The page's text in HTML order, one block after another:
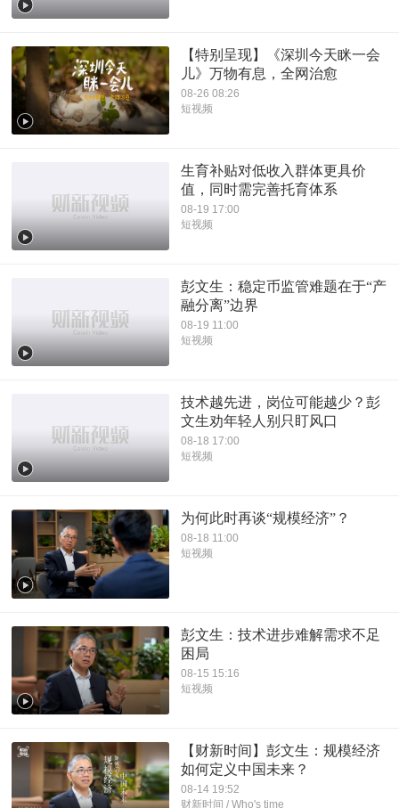
【特别呈现】《深圳今天眯一会
儿》万物有息，全网治愈
08-26 08:26
短视频
生育补贴对低收入群体更具价
值，同时需完善托育体系
08-19 17:00
短视频
彭文生：稳定币监管难题在于“产
融分离”边界
08-19 11:00
短视频
技术越先进，岗位可能越少？彭
文生劝年轻人别只盯风口
08-18 17:00
短视频
为何此时再谈“规模经济”？
08-18 11:00
短视频
彭文生：技术进步难解需求不足
困局
08-15 15:16
短视频
【财新时间】彭文生：规模经济
如何定义中国未来？
08-14 19:52
财新时间 / Who's time